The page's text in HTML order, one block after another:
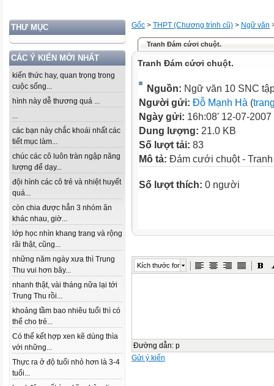
THƯ MỤC
CÁC Ý KIẾN MỚI NHẤT
kiến thức hay, quan trọng trong
cuộc sống...
hình này dễ thương quá ...
...
các bạn này chắc khoái nhất các
tiết mục làm...
chúc các cô luôn tràn ngập năng
lượng để dạy...
đội hình các cô trẻ và nhiệt huyết
quá...
còn chia được hẳn 3 nhóm ăn
khác nhau, giờ...
lớp học nhìn khang trang và rộng
rãi thật, cũng...
những năm ngày xưa thì Trung
Thu vui hơn bây...
nhanh thật, vài tháng nữa lại tới
Trung Thu rồi...
khoảng tầm bao nhiêu tuổi thì có
thể cho trẻ...
Có thể kết hợp xen kẽ dùng thìa
với những...
Thực ra ở độ tuổi nhỏ hơn là 3-4
tuổi...
Gốc > THPT (Chương trình cũ) > Ngữ văn
Tranh Đám cứơi chuột.
Tranh Đám cứơi chuột.
Nguồn: Ngữ văn 10 SNC
Người gửi: Đỗ Mạnh Hà (
Ngày gửi: 16h:08' 12-07-2007
Dung lượng: 21.0 KB
Số lượt tải: 83
Mô tả: Đám cưới chuột -
Số lượt thích: 0 người
Kích thước font
Đường dẫn: p
Gửi ý kiến